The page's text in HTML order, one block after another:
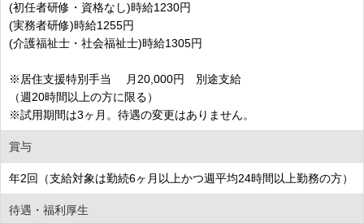
(初任者研修・資格なし)時給1230円
(実務者研修)時給1255円
(介護福祉士・社会福祉士)時給1305円
※居住支援特別手当 月20,000円 別途支給
（週20時間以上の方に限る）
※試用期間は3ヶ月。待遇の変更はありません。
賞与
年2回（支給対象は勤続6ヶ月以上かつ週平均24時間以上勤務の方）
待遇・福利厚生